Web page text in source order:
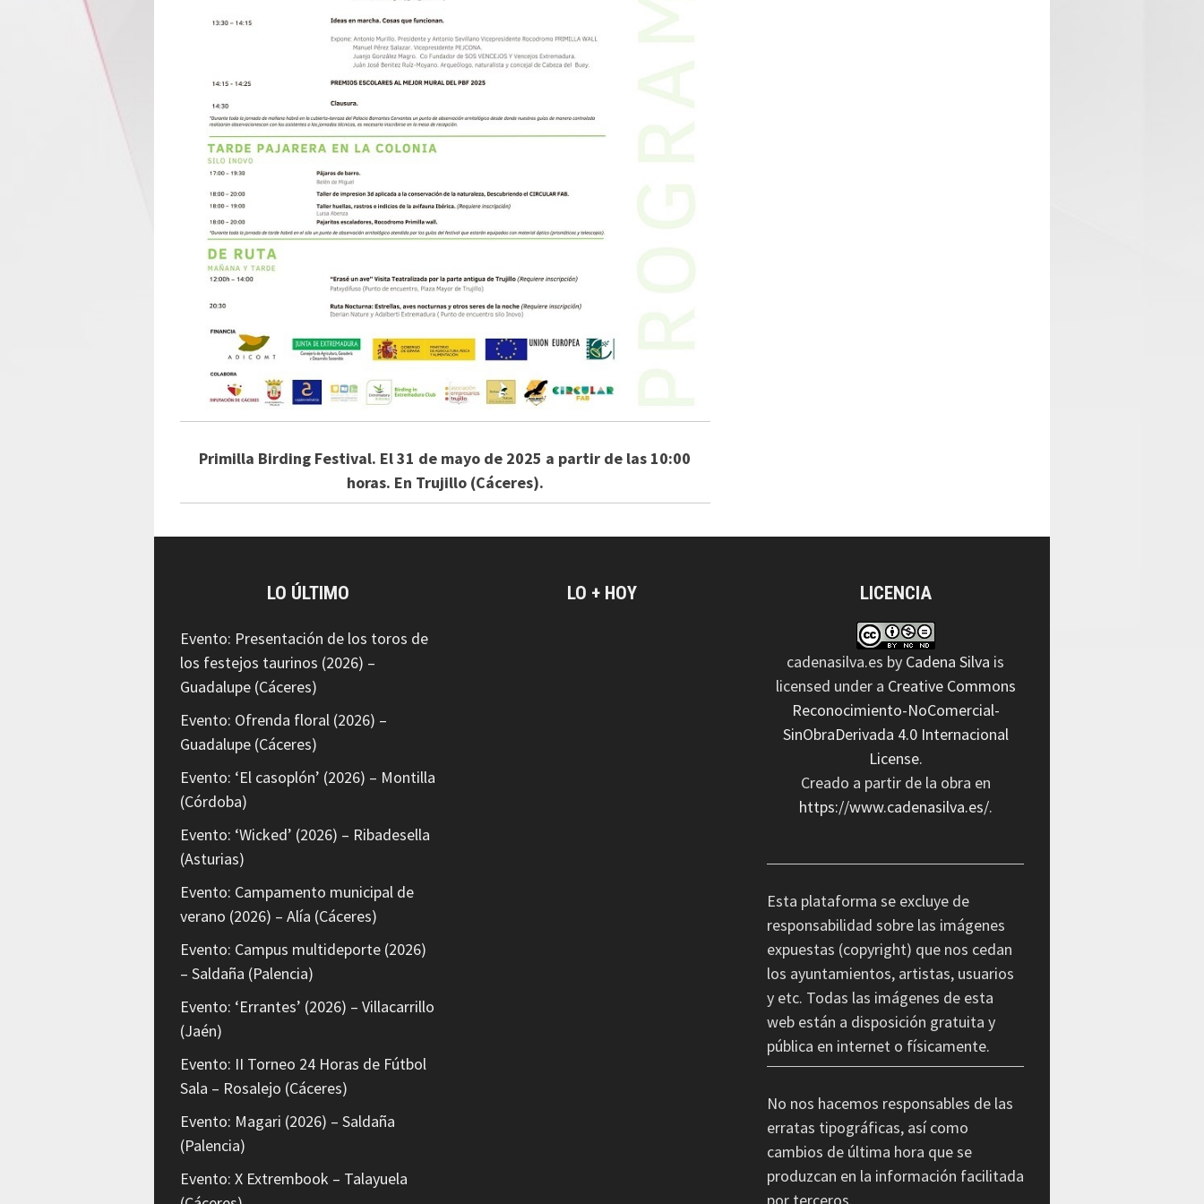
Primilla Birding Festival. El 31 de mayo de 2025 a partir de las 10:00
horas. En Trujillo (Cáceres).
LO ÚLTIMO
Evento: Presentación de los toros de
los festejos taurinos (2026) –
Guadalupe (Cáceres)
Evento: Ofrenda floral (2026) –
Guadalupe (Cáceres)
Evento: ‘El casoplón’ (2026) – Montilla
(Córdoba)
Evento: ‘Wicked’ (2026) – Ribadesella
(Asturias)
Evento: Campamento municipal de
verano (2026) – Alía (Cáceres)
Evento: Campus multideporte (2026)
– Saldaña (Palencia)
Evento: ‘Errantes’ (2026) – Villacarrillo
(Jaén)
Evento: II Torneo 24 Horas de Fútbol
Sala – Rosalejo (Cáceres)
Evento: Magari (2026) – Saldaña
(Palencia)
Evento: X Extrembook – Talayuela
LO + HOY LICENCIA
cadenasilva.es by Cadena Silva is
licensed under a Creative Commons
Reconocimiento-NoComercial-
SinObraDerivada 4.0 Internacional
License.
Creado a partir de la obra en
https://www.cadenasilva.es/.
Esta plataforma se excluye de
responsabilidad sobre las imágenes
expuestas (copyright) que nos cedan
los ayuntamientos, artistas, usuarios
y etc. Todas las imágenes de esta
web están a disposición gratuita y
pública en internet o físicamente.
No nos hacemos responsables de las
erratas tipográficas, así como
cambios de última hora que se
produzcan en la información facilitada